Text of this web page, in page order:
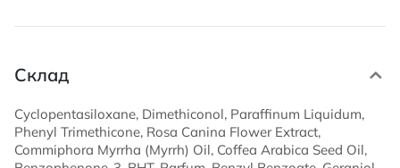
Склад
Cyclopentasiloxane, Dimethiconol, Paraffinum Liquidum,
Phenyl Trimethicone, Rosa Canina Flower Extract,
Commiphora Myrrha (Myrrh) Oil, Coffea Arabica Seed Oil,